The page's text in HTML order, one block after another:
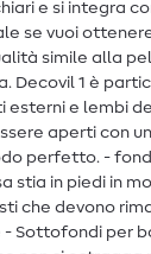
e si integra
se vuoi
simile alla
Decovil 1 è
esterni e lembi
aperti con
perfetto. -
stia in piedi in
che devono
- Sottofondi per